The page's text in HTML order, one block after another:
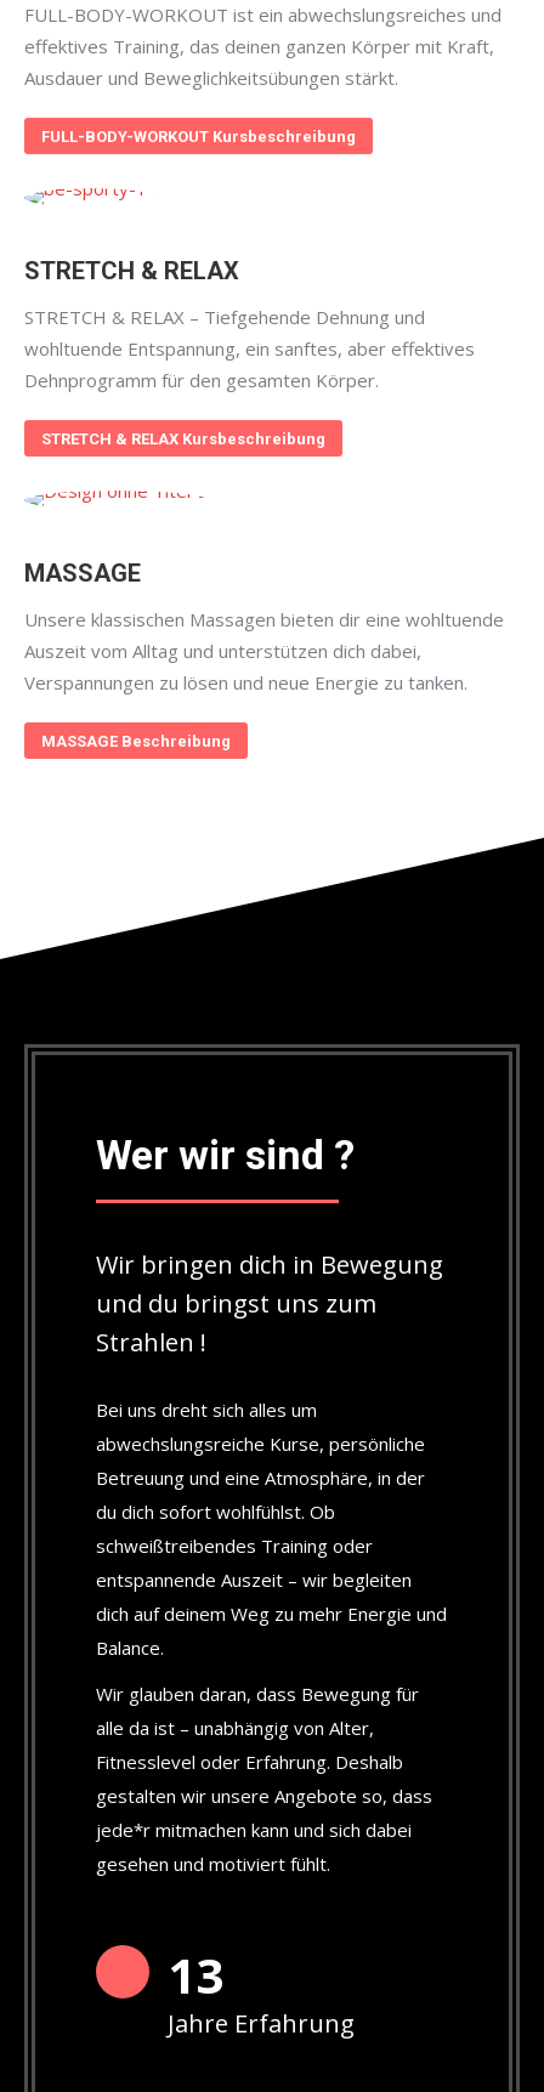
FULL-BODY-WORKOUT ist ein abwechslungsreiches und
effektives Training, das deinen ganzen Körper mit Kraft,
Ausdauer und Beweglichkeitsübungen stärkt.
FULL-BODY-WORKOUT Kursbeschreibung
STRETCH & RELAX
STRETCH & RELAX – Tiefgehende Dehnung und
wohltuende Entspannung, ein sanftes, aber effektives
Dehnprogramm für den gesamten Körper.
STRETCH & RELAX Kursbeschreibung
MASSAGE
Unsere klassischen Massagen bieten dir eine wohltuende
Auszeit vom Alltag und unterstützen dich dabei,
Verspannungen zu lösen und neue Energie zu tanken.
MASSAGE Beschreibung
Wer wir sind ?
Wir bringen dich in Bewegung
und du bringst uns zum
Strahlen !
Bei uns dreht sich alles um
abwechslungsreiche Kurse, persönliche
Betreuung und eine Atmosphäre, in der
du dich sofort wohlfühlst. Ob
schweißtreibendes Training oder
entspannende Auszeit – wir begleiten
dich auf deinem Weg zu mehr Energie und
Balance.
Wir glauben daran, dass Bewegung für
alle da ist – unabhängig von Alter,
Fitnesslevel oder Erfahrung. Deshalb
gestalten wir unsere Angebote so, dass
jede*r mitmachen kann und sich dabei
gesehen und motiviert fühlt.
13
Jahre Erfahrung